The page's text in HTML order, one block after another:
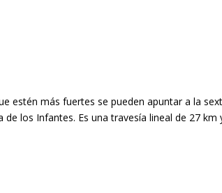
estén más fuertes se pueden apuntar a la
los Infantes. Es una travesía lineal de 27 km